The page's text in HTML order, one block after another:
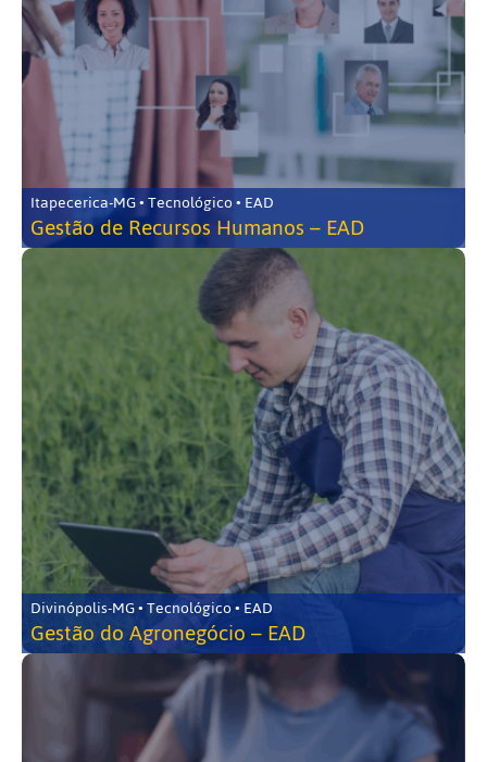
Itapecerica-MG • Tecnológico • EAD
Gestão de Recursos Humanos – EAD
Divinópolis-MG • Tecnológico • EAD
Gestão do Agronegócio – EAD